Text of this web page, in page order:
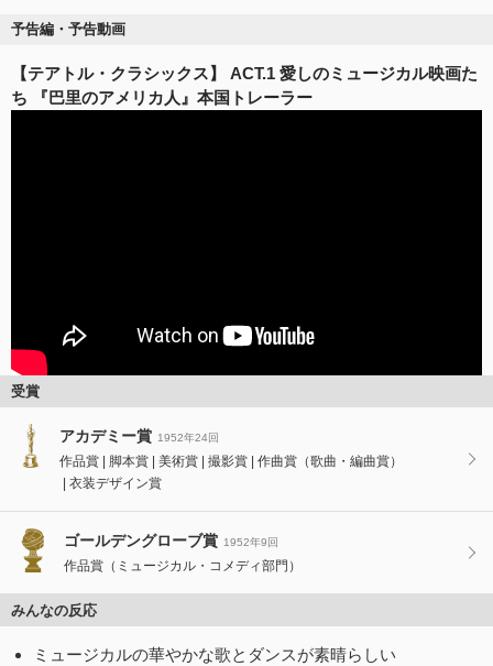
予告編・予告動画
【テアトル・クラシックス】 ACT.1 愛しのミュージカル映画た
ち 『巴里のアメリカ人』本国トレーラー
受賞
アカデミー賞 1952年24回
作品賞 脚本賞 美術賞 撮影賞
作曲賞（歌曲・編曲賞）
衣装デザイン賞
ゴールデングローブ賞 1952年9回
作品賞（ミュージカル・コメディ部門）
みんなの反応
ミュージカルの華やかな歌とダンスが素晴らしい